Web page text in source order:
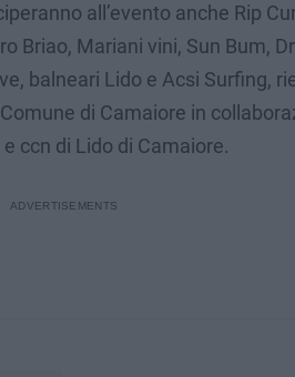
all’evento anche Rip
Briao, Mariani vini, Sun Bum,
balneari Lido e Acsi Surfing,
di Camaiore in
ccn di Lido di Camaiore.